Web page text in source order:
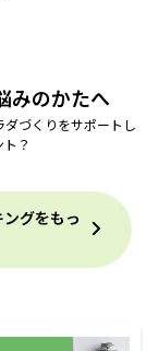
みのかたへ
づくりをサポートし
？
グをもっ